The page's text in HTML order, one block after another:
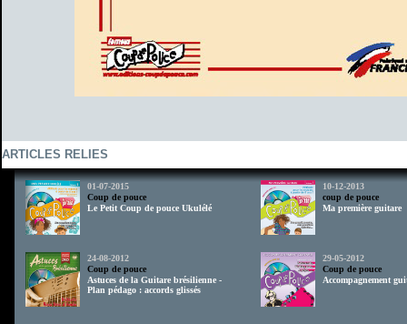
ARTICLES RELIES
01-07-2015
Coup de pouce
Le Petit Coup de pouce Ukulélé
10-12-2013
coup de pouce
Ma première guitare
24-08-2012
Coup de pouce
Astuces de la Guitare brésilienne -
Plan pédago : accords glissés
29-05-2012
Coup de pouce
Accompagnement